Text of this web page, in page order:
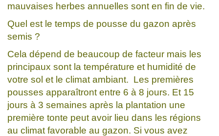
mauvaises herbes annuelles sont en fin de vie.
Quel est le temps de pousse du gazon après
semis ?
Cela dépend de beaucoup de facteur mais les
principaux sont la température et humidité de
votre sol et le climat ambiant. Les premières
pousses apparaîtront entre 6 à 8 jours. Et 15
jours à 3 semaines après la plantation une
première tonte peut avoir lieu dans les régions
au climat favorable au gazon. Si vous avez